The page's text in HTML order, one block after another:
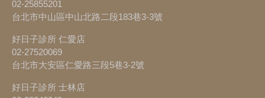
02-25855201
台北市中山區中山北路二段183巷3-3號
好日子診所 仁愛店
02-27520069
台北市大安區仁愛路三段5巷3-2號
好日子診所 士林店